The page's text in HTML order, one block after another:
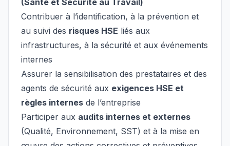
(Santé et Sécurité au Travail)
Contribuer à l’identification, à la prévention et
au suivi des risques HSE liés aux
infrastructures, à la sécurité et aux événements
internes
Assurer la sensibilisation des prestataires et des
agents de sécurité aux exigences HSE et
règles internes de l’entreprise
Participer aux audits internes et externes
(Qualité, Environnement, SST) et à la mise en